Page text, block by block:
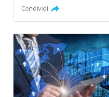
Condividi